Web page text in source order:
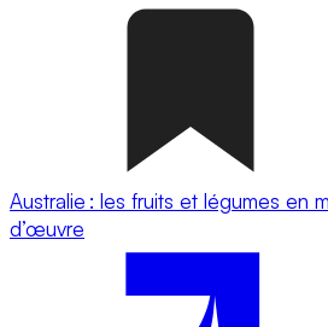
Australie : les fruits et légumes en
d’œuvre